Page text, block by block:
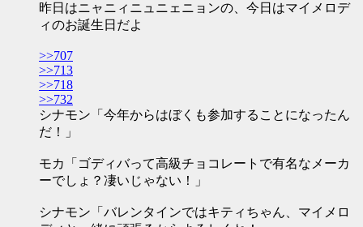
昨日はニャニィニュニェニョンの、今日はマイメロデ
ィのお誕生日だよ
>>707
>>713
>>718
>>732
シナモン「今年からはぼくも参加することになったん
だ！」
モカ「ゴディバって高級チョコレートで有名なメーカ
ーでしょ？凄いじゃない！」
シナモン「バレンタインではキティちゃん、マイメロ